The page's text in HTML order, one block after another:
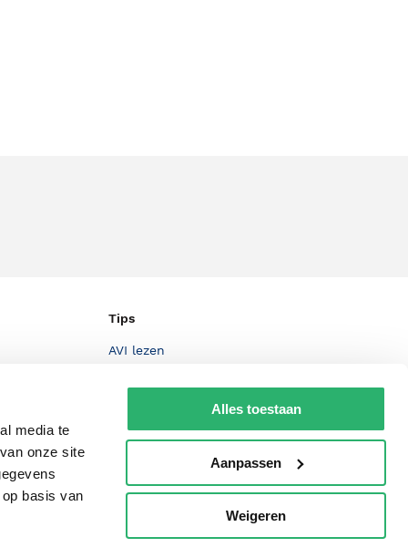
media te
onze site
basis van
Alles toestaan
Aanpassen
Weigeren
Tips
AVI lezen
De Nationale Voorleesdagen
Wet op de Vaste Boekenprijs
Winacties